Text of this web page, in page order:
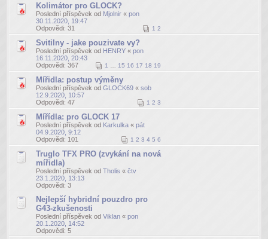
Kolimátor pro GLOCK?
Poslední příspěvek od Mjolnir « pon
30.11.2020, 19:47
Odpovědi: 31 1 2
Svitilny - jake pouzivate vy?
Poslední příspěvek od HENRY « pon
16.11.2020, 20:43
Odpovědi: 367 1 15 16 17 18 19
Mířidla: postup výměny
Poslední příspěvek od GLOCK69 « sob
12.9.2020, 10:57
Odpovědi: 47 1 2 3
Mířídla: pro GLOCK 17
Poslední příspěvek od Karkulka « pát
04.9.2020, 9:12
Odpovědi: 101 1 2 3 4 5 6
Truglo TFX PRO (zvykání na nová
mířidla)
Poslední příspěvek od Tholis « čtv
23.1.2020, 13:13
Odpovědi: 3
Nejlepší hybridní pouzdro pro
G43-zkušenosti
Poslední příspěvek od Viklan « pon
20.1.2020, 14:52
Odpovědi: 5